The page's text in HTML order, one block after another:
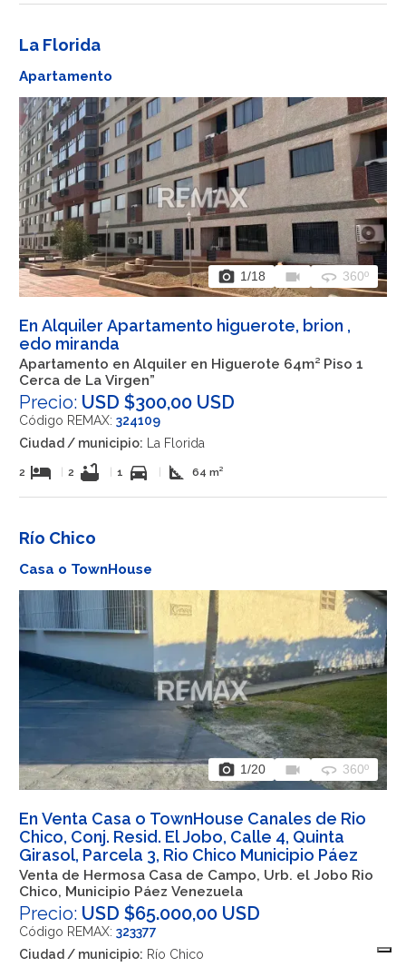
La Florida
Apartamento
photo_camera 1/18 videocam 360 360º
En Alquiler Apartamento higuerote, brion ,
edo miranda
Apartamento en Alquiler en Higuerote 64m² Piso 1
Cerca de La Virgen”
Precio: USD $300,00 USD
Código REMAX: 324109
Ciudad / municipio: La Florida
2 hotel 2 bathtub 1 directions_car square_foot 64 m²
Río Chico
Casa o TownHouse
photo_camera 1/20 videocam 360 360º
En Venta Casa o TownHouse Canales de Rio
Chico, Conj. Resid. El Jobo, Calle 4, Quinta
Girasol, Parcela 3, Rio Chico Municipio Páez
Venta de Hermosa Casa de Campo, Urb. el Jobo Rio
Chico, Municipio Páez Venezuela
Precio: USD $65.000,00 USD
Código REMAX: 323377
Ciudad / municipio: Río Chico